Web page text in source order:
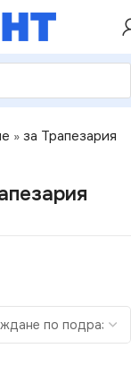
» за Трапезария